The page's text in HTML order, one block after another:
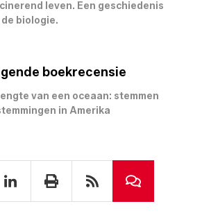
leven. Een geschiedenis
biologie.
boekrecensie
van een oceaan: stemmen
in Amerika